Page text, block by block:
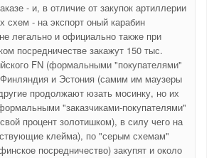
- и, в отличие от закупок артиллерии
схем - на экспорт оный карабин
легально и официально также при
посредничестве закажут 150 тыс.
FN (формальными "покупателями"
и Эстония (самим им маузеры
продолжают юзать мосинку, но их
"заказчиками-покупателями"
процент золотишком), в силу чего на
клейма), по "серым схемам"
посредничество) закупят и около